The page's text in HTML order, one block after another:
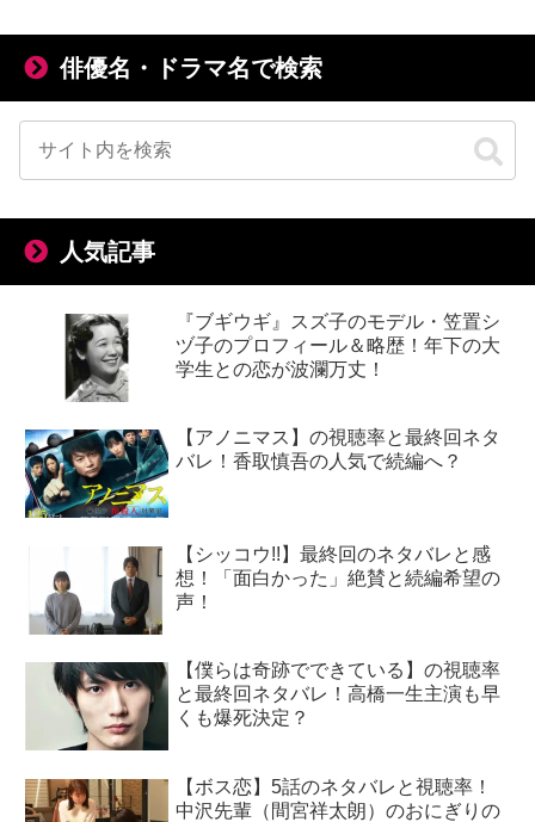
俳優名・ドラマ名で検索
人気記事
『ブギウギ』スズ子のモデル・笠置シ
ヅ子のプロフィール＆略歴！年下の大
学生との恋が波瀾万丈！
【アノニマス】の視聴率と最終回ネタ
バレ！香取慎吾の人気で続編へ？
【シッコウ!!】最終回のネタバレと感
想！「面白かった」絶賛と続編希望の
声！
【僕らは奇跡でできている】の視聴率
と最終回ネタバレ！高橋一生主演も早
くも爆死決定？
【ボス恋】5話のネタバレと視聴率！
中沢先輩（間宮祥太朗）のおにぎりの